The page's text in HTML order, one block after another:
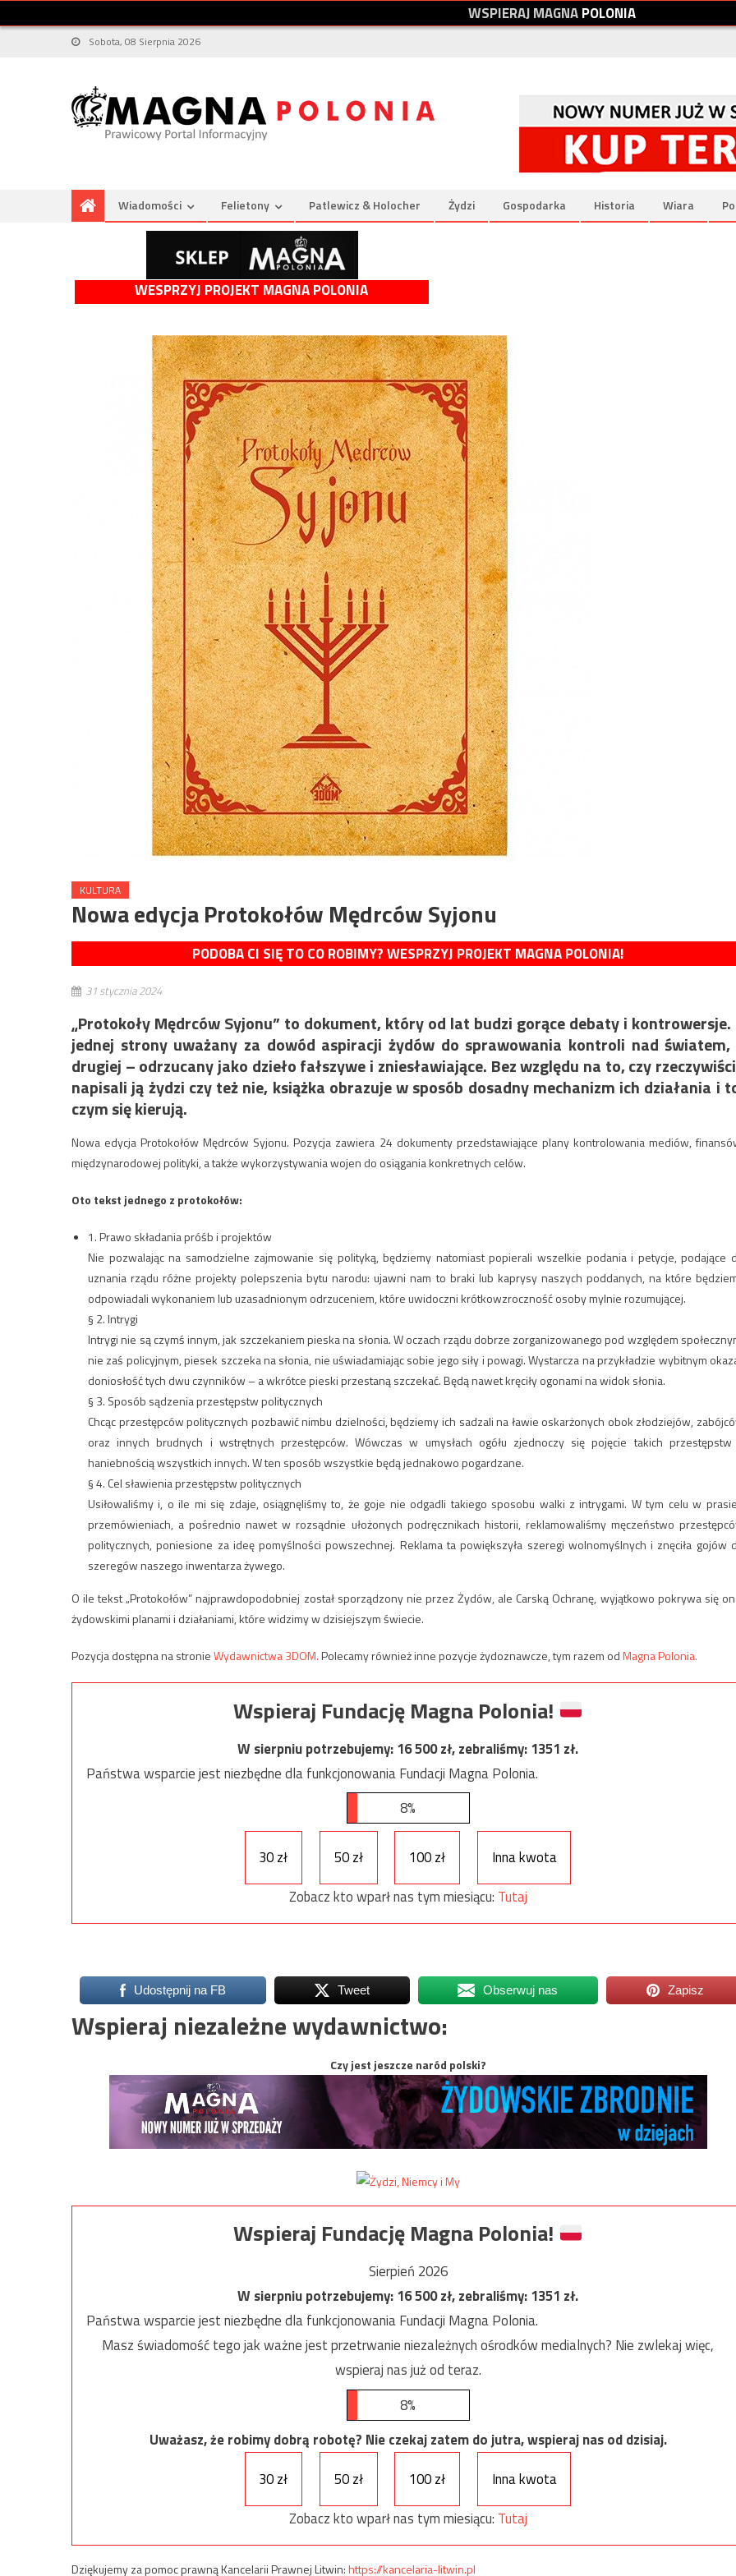
WSPIERAJMAGNAPOLONIA
Sobota, 08 Sierpnia 2026
Wiadomości Felietony Patlewicz & Holocher Żydzi Gospodarka Historia Wiara
WESPRZYJ PROJEKT MAGNA POLONIA
KULTURA
Nowa edycja Protokołów Mędrców Syjonu
PODOBA CI SIĘ TO CO ROBIMY? WESPRZYJ PROJEKT MAGNA POLONIA!
31 stycznia 2024
„Protokoły Mędrców Syjonu” to dokument, który od lat budzi gorące debaty i kontrowersje.
jednej strony uważany za dowód aspiracji żydów do sprawowania kontroli nad światem,
drugiej – odrzucany jako dzieło fałszywe i zniesławiające. Bez względu na to, czy
napisali ją żydzi czy też nie, książka obrazuje w sposób dosadny mechanizm ich działania i
czym się kierują.
Nowa edycja Protokołów Mędrców Syjonu. Pozycja zawiera 24 dokumenty przedstawiające plany kontrolowania mediów,
międzynarodowej polityki, a także wykorzystywania wojen do osiągania konkretnych celów.
Oto tekst jednego z protokołów:
1. Prawo składania próśb i projektów
Nie pozwalając na samodzielne zajmowanie się polityką, będziemy natomiast popierali wszelkie podania i petycje, podające
uznania rządu różne projekty polepszenia bytu narodu: ujawni nam to braki lub kaprysy naszych poddanych, na które
odpowiadali wykonaniem lub uzasadnionym odrzuceniem, które uwidoczni krótkowzroczność osoby mylnie rozumującej.
§ 2. Intrygi
Intrygi nie są czymś innym, jak szczekaniem pieska na słonia. W oczach rządu dobrze zorganizowanego pod względem
nie zaś policyjnym, piesek szczeka na słonia, nie uświadamiając sobie jego siły i powagi. Wystarcza na przykładzie wybitnym
doniosłość tych dwu czynników – a wkrótce pieski przestaną szczekać. Będą nawet kręciły ogonami na widok słonia.
§ 3. Sposób sądzenia przestępstw politycznych
Chcąc przestępców politycznych pozbawić nimbu dzielności, będziemy ich sadzali na ławie oskarżonych obok złodziejów,
oraz innych brudnych i wstrętnych przestępców. Wówczas w umysłach ogółu zjednoczy się pojęcie takich
haniebnością wszystkich innych. W ten sposób wszystkie będą jednakowo pogardzane.
§ 4. Cel sławienia przestępstw politycznych
Usiłowaliśmy i, o ile mi się zdaje, osiągnęliśmy to, że goje nie odgadli takiego sposobu walki z intrygami. W tym celu w
przemówieniach, a pośrednio nawet w rozsądnie ułożonych podręcznikach historii, reklamowaliśmy męczeństwo
politycznych, poniesione za ideę pomyślności powszechnej. Reklama ta powiększyła szeregi wolnomyślnych i znęciła gojów
szeregów naszego inwentarza żywego.
O ile tekst „Protokołów” najprawdopodobniej został sporządzony nie przez Żydów, ale Carską Ochranę, wyjątkowo pokrywa się
żydowskimi planami i działaniami, które widzimy w dzisiejszym świecie.
Pozycja dostępna na stronieWydawnictwa 3DOM.Polecamy również inne pozycje żydoznawcze, tym razem odMagna Polonia.
Wspieraj Fundację Magna Polonia!
W sierpniu potrzebujemy:16 500zł, zebraliśmy:1351 zł.
Państwa wsparcie jest niezbędne dla funkcjonowania Fundacji Magna Polonia.
8%
30 zł 50 zł 100 zł
Inna kwota
Zobacz kto wparł nas tym miesiącu: Tutaj
Udostępnij na FB Tweet Obserwuj nas Zapisz
Wspieraj niezależne wydawnictwo:
Czy jest jeszcze naród polski?
Wspieraj Fundację Magna Polonia!
Sierpień 2026
W sierpniu potrzebujemy:16 500zł, zebraliśmy:1351 zł.
Państwa wsparcie jest niezbędne dla funkcjonowania Fundacji Magna Polonia.
Masz świadomość tego jak ważne jest przetrwanie niezależnych ośrodków medialnych? Nie zwlekaj więc,
wspieraj nas już od teraz.
8%
Uważasz, że robimy dobrą robotę? Nie czekaj zatem do jutra, wspieraj nas od dzisiaj.
30 zł
50 zł 100 zł
Inna kwota
Zobacz kto wparł nas tym miesiącu: Tutaj
Dziękujemy za pomoc prawną Kancelarii Prawnej Litwin:https://kancelaria-litwin.pl